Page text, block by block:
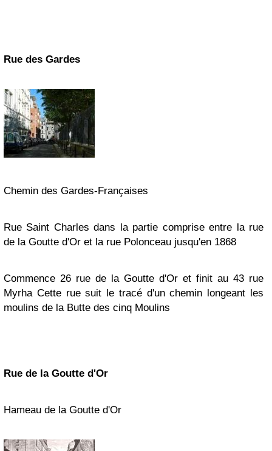
Rue des Gardes
Chemin des Gardes-Françaises
Rue Saint Charles dans la partie comprise entre la rue
de la Goutte d'Or et la rue Polonceau jusqu'en 1868
Commence 26 rue de la Goutte d'Or et finit au 43 rue
Myrha Cette rue suit le tracé d'un chemin longeant les
moulins de la Butte des cinq Moulins
Rue de la Goutte d'Or
Hameau de la Goutte d'Or